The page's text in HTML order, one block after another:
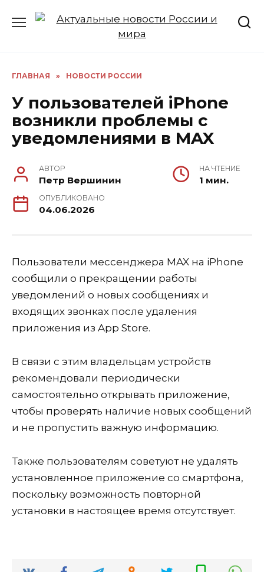
ГЛАВНАЯ » НОВОСТИ РОССИИ
У пользователей iPhone
возникли проблемы с
уведомлениями в MAX
АВТОР
Петр Вершинин
НА ЧТЕНИЕ
1 мин.
ОПУБЛИКОВАНО
04.06.2026
Пользователи мессенджера MAX на iPhone
сообщили о прекращении работы
уведомлений о новых сообщениях и
входящих звонках после удаления
приложения из App Store.
В связи с этим владельцам устройств
рекомендовали периодически
самостоятельно открывать приложение,
чтобы проверять наличие новых сообщений
и не пропустить важную информацию.
Также пользователям советуют не удалять
установленное приложение со смартфона,
поскольку возможность повторной
установки в настоящее время отсутствует.